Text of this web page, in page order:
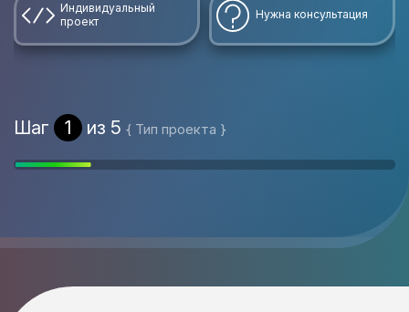
Индивидуальный
проект
Нужна консультация
Шаг 1 из 5 { Тип проекта }